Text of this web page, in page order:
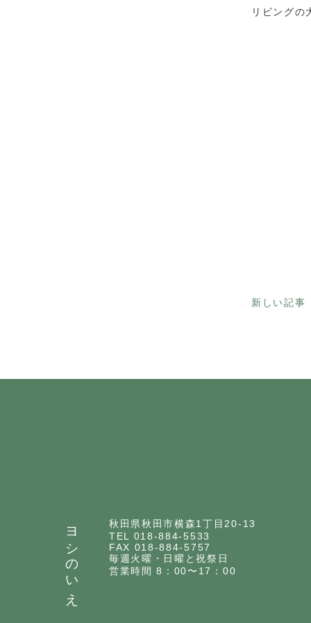
リビングの
新しい記事
ヨシのいえ
秋田県秋田市横森1丁目20-13
TEL 018-884-5533
FAX 018-884-5757
毎週火曜・日曜と祝祭日
営業時間 8：00〜17：00